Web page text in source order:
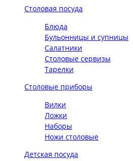
Столовая посуда
Блюда
Бульонницы и супницы
Салатники
Столовые сервизы
Тарелки
Столовые приборы
Вилки
Ложки
Наборы
Ножи столовые
Детская посуда